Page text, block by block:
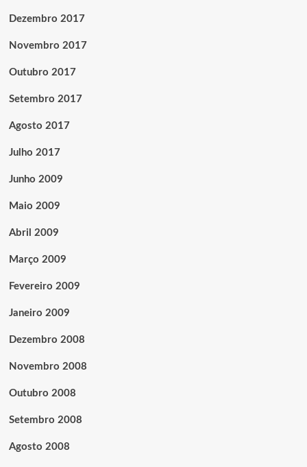
Dezembro 2017
Novembro 2017
Outubro 2017
Setembro 2017
Agosto 2017
Julho 2017
Junho 2009
Maio 2009
Abril 2009
Março 2009
Fevereiro 2009
Janeiro 2009
Dezembro 2008
Novembro 2008
Outubro 2008
Setembro 2008
Agosto 2008